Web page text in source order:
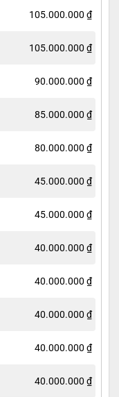
105.000.000 ₫
105.000.000 ₫
90.000.000 ₫
85.000.000 ₫
80.000.000 ₫
45.000.000 ₫
45.000.000 ₫
40.000.000 ₫
40.000.000 ₫
40.000.000 ₫
40.000.000 ₫
40.000.000 ₫